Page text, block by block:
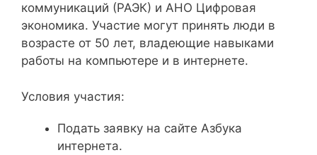
коммуникаций (РАЭК) и АНО Цифровая
экономика. Участие могут принять люди в
возрасте от 50 лет, владеющие навыками
работы на компьютере и в интернете.
Условия участия:
Подать заявку на сайте Азбука
интернета.